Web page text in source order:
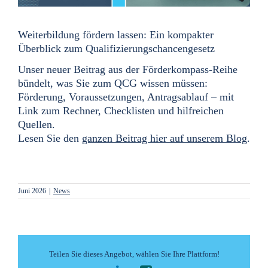
Weiterbildung fördern lassen: Ein kompakter
Überblick zum Qualifizierungschancengesetz
Unser neuer Beitrag aus der Förderkompass-Reihe
bündelt, was Sie zum QCG wissen müssen:
Förderung, Voraussetzungen, Antragsablauf – mit
Link zum Rechner, Checklisten und hilfreichen
Quellen.
Lesen Sie den ganzen Beitrag hier auf unserem Blog.
Juni 2026 | News
Teilen Sie dieses Angebot, wählen Sie Ihre Plattform!